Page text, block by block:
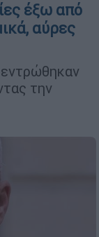
έξω από
αύρες
την